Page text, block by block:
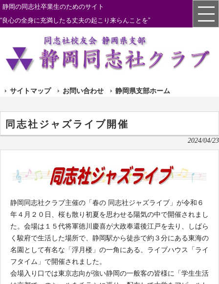
静岡の同志社卒業生のためのサイト
“良心の全身に充満したる丈夫の起こり来らんことを”
サイトマップ お問い合わせ 静岡県支部ホーム
同志社ジャズライブ開催
2024/04/23
静岡同志社クラブ主催の「春の 同志社ジャズライブ」が令和６
年４月２０日、桜も散り初夏を思わせる陽気の中で開催されまし
た。会場は１５代将軍徳川慶喜が大政奉還後江戸を去り、しばら
く駿府で生活した場所で、静岡駅から徒歩で約３分にある東海の
名園として有名な「浮月楼」の一角にある、ライブハウス「ライ
フタイム」で開催されました。
会場入り口では東京志向が強い静岡の一般客の皆様に「学生生活